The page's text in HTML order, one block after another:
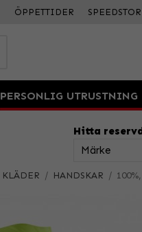
ÖPPETTIDER
PERSONLIG UTRUSTNING
Hitta
KLÄDER / HANDSKAR /